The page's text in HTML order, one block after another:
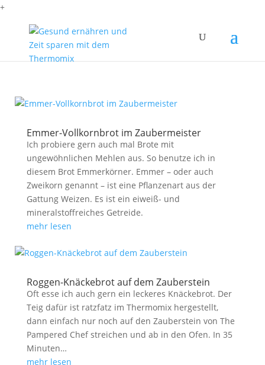
+
Emmer-Vollkornbrot im Zaubermeister
Ich probiere gern auch mal Brote mit
ungewöhnlichen Mehlen aus. So benutze ich in
diesem Brot Emmerkörner. Emmer – oder auch
Zweikorn genannt – ist eine Pflanzenart aus der
Gattung Weizen. Es ist ein eiweiß- und
mineralstoffreiches Getreide.
mehr lesen
Roggen-Knäckebrot auf dem Zauberstein
Oft esse ich auch gern ein leckeres Knäckebrot. Der
Teig dafür ist ratzfatz im Thermomix hergestellt,
dann einfach nur noch auf den Zauberstein von The
Pampered Chef streichen und ab in den Ofen. In 35
Minuten…
mehr lesen